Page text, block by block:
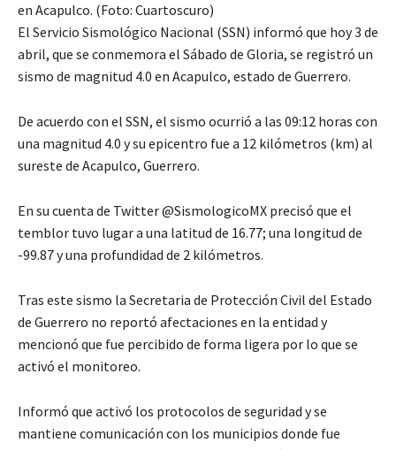
en Acapulco. (Foto: Cuartoscuro)
El Servicio Sismológico Nacional (SSN) informó que hoy 3 de
abril, que se conmemora el Sábado de Gloria, se registró un
sismo de magnitud 4.0 en Acapulco, estado de Guerrero.
De acuerdo con el SSN, el sismo ocurrió a las 09:12 horas con
una magnitud 4.0 y su epicentro fue a 12 kilómetros (km) al
sureste de Acapulco, Guerrero.
En su cuenta de Twitter @SismologicoMX precisó que el
temblor tuvo lugar a una latitud de 16.77; una longitud de
-99.87 y una profundidad de 2 kilómetros.
Tras este sismo la Secretaria de Protección Civil del Estado
de Guerrero no reportó afectaciones en la entidad y
mencionó que fue percibido de forma ligera por lo que se
activó el monitoreo.
Informó que activó los protocolos de seguridad y se
mantiene comunicación con los municipios donde fue